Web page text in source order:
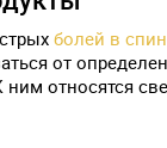
болей в
от
относятся